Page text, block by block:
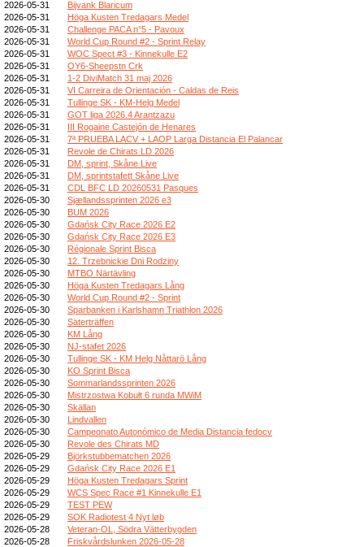
2026-05-31
Bijvank Blaricum
2026-05-31
Höga Kusten Tredagars Medel
2026-05-31
Challenge PACA n°5 - Pavoux
2026-05-31
World Cup Round #2 - Sprint Relay
2026-05-31
WOC Spect #3 - Kinnekulle E2
2026-05-31
OY6-Sheepstn Crk
2026-05-31
1-2 DiviMatch 31 maj 2026
2026-05-31
VI Carreira de Orientación - Caldas de Reis
2026-05-31
Tullinge SK - KM-Helg Medel
2026-05-31
GOT liga 2026.4 Arantzazu
2026-05-31
III Rogaine Castejón de Henares
2026-05-31
7ª PRUEBA LACV + LAOP Larga Distancia El Palancar
2026-05-31
Revole de Chirats LD 2026
2026-05-31
DM, sprint, Skåne Live
2026-05-31
DM, sprintstafett Skåne Live
2026-05-31
CDL BFC LD 20260531 Pasques
2026-05-30
Sjællandssprinten 2026 e3
2026-05-30
BUM 2026
2026-05-30
Gdańsk City Race 2026 E2
2026-05-30
Gdańsk City Race 2026 E3
2026-05-30
Régionale Sprint Bisca
2026-05-30
12. Trzebnickie Dni Rodziny
2026-05-30
MTBO Närtävling
2026-05-30
Höga Kusten Tredagars Lång
2026-05-30
World Cup Round #2 - Sprint
2026-05-30
Sparbanken i Karlshamn Triathlon 2026
2026-05-30
Säterträffen
2026-05-30
KM Lång
2026-05-30
NJ-stafet 2026
2026-05-30
Tullinge SK - KM Helg Nåttarö Lång
2026-05-30
KO Sprint Bisca
2026-05-30
Sommarlandssprinten 2026
2026-05-30
Mistrzostwa Kobułt 6 runda MWiM
2026-05-30
Skällan
2026-05-30
Lindvallen
2026-05-30
Campeonato Autonómico de Media Distancia fedocv
2026-05-30
Revole des Chirats MD
2026-05-29
Björkstubbematchen 2026
2026-05-29
Gdańsk City Race 2026 E1
2026-05-29
Höga Kusten Tredagars Sprint
2026-05-29
WCS Spec Race #1 Kinnekulle E1
2026-05-29
TEST PEW
2026-05-29
SOK Radiotest 4 Nyt løb
2026-05-28
Veteran-OL, Södra Vätterbygden
2026-05-28
Friskvårdslunken 2026-05-28